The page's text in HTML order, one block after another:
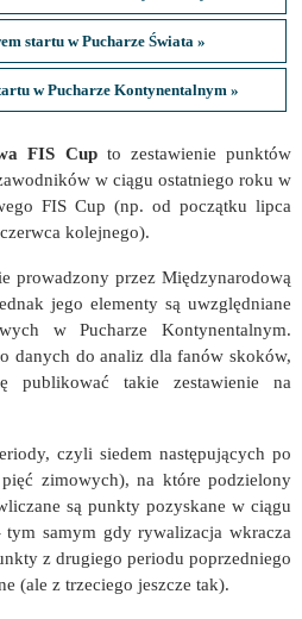
startu w Pucharze Świata »
w Pucharze Kontynentalnym »
FIS Cupto zestawienie punktów
w ciągu ostatniego roku w
FIS Cup (np. od początku lipca
kolejnego).
prowadzony przez Międzynarodową
jego elementy są uwzględniane
w Pucharze Kontynentalnym.
danych do analiz dla fanów skoków,
publikować takie zestawienie na
czyli siedem następujących po
zimowych), na które podzielony
są punkty pozyskane w ciągu
samym gdy rywalizacja wkracza
z drugiego periodu poprzedniego
(ale z trzeciego jeszcze tak).